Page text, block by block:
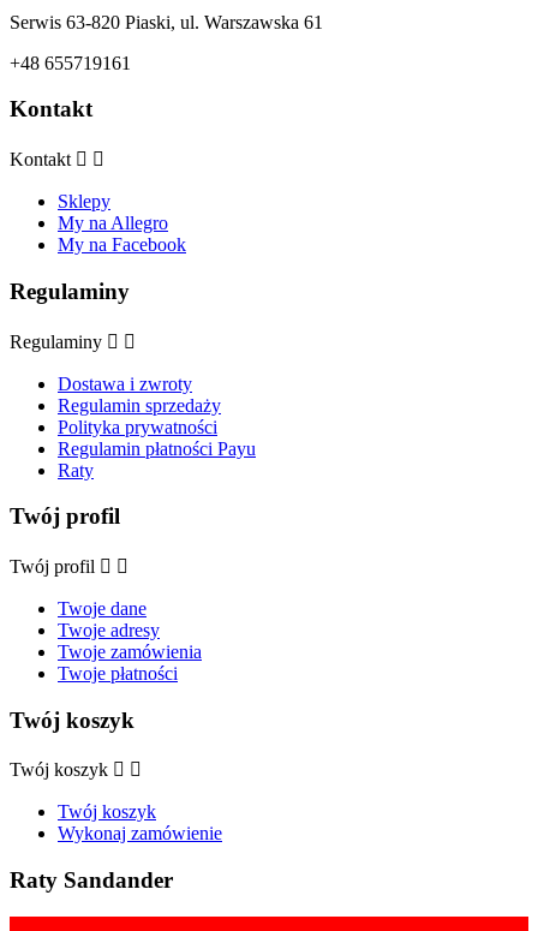
Serwis 63-820 Piaski, ul. Warszawska 61
+48 655719161
Kontakt
Kontakt  
Sklepy
My na Allegro
My na Facebook
Regulaminy
Regulaminy  
Dostawa i zwroty
Regulamin sprzedaży
Polityka prywatności
Regulamin płatności Payu
Raty
Twój profil
Twój profil  
Twoje dane
Twoje adresy
Twoje zamówienia
Twoje płatności
Twój koszyk
Twój koszyk  
Twój koszyk
Wykonaj zamówienie
Raty Sandander